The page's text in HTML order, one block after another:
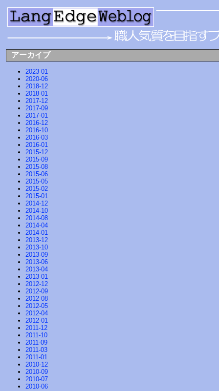
アーカイブ
2023-01
2020-06
2018-12
2018-01
2017-12
2017-09
2017-01
2016-12
2016-10
2016-03
2016-01
2015-12
2015-09
2015-08
2015-06
2015-05
2015-02
2015-01
2014-12
2014-10
2014-08
2014-04
2014-01
2013-12
2013-10
2013-09
2013-06
2013-04
2013-01
2012-12
2012-09
2012-08
2012-05
2012-04
2012-01
2011-12
2011-10
2011-09
2011-03
2011-01
2010-12
2010-09
2010-07
2010-06